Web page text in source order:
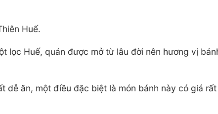
Huế.
lọc Huế, quán được mở từ lâu đời nên hương vị
ăn, một điều đặc biệt là món bánh này có giá